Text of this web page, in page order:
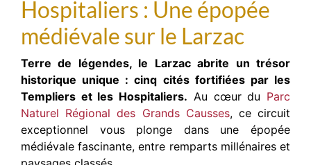
Hospitaliers : Une épopée
médiévale sur le Larzac
Terre de légendes, le Larzac abrite un trésor
historique unique : cinq cités fortifiées par les
Templiers et les Hospitaliers. Au cœur du Parc
Naturel Régional des Grands Causses, ce circuit
exceptionnel vous plonge dans une épopée
médiévale fascinante, entre remparts millénaires et